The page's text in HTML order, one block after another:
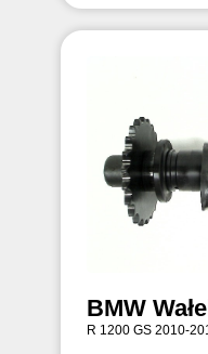
BMW
R 1200 GS 2010-